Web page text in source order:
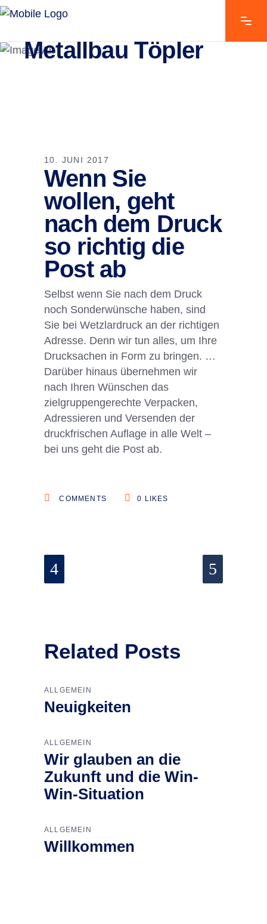
Metallbau Töpler
10. JUNI 2017
Wenn Sie
wollen, geht
nach dem Druck
so richtig die
Post ab
Selbst wenn Sie nach dem Druck
noch Sonderwünsche haben, sind
Sie bei Wetzlardruck an der richtigen
Adresse. Denn wir tun alles, um Ihre
Drucksachen in Form zu bringen. …
Darüber hinaus übernehmen wir
nach Ihren Wünschen das
zielgruppengerechte Verpacken,
Adressieren und Versenden der
druckfrischen Auflage in alle Welt –
bei uns geht die Post ab.
COMMENTS 0 LIKES
Related Posts
ALLGEMEIN
Neuigkeiten
ALLGEMEIN
Wir glauben an die
Zukunft und die Win-
Win-Situation
ALLGEMEIN
Willkommen